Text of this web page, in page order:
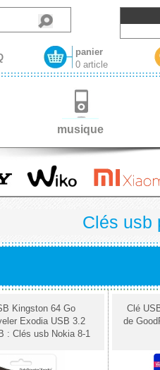
panier
0 article
musique
Clés usb
Kingston 64 Go
Exodia USB 3.2
: Clés usb Nokia 8-1
Clé
de